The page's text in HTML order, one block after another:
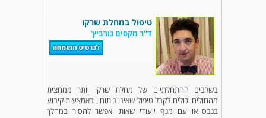
טיפול במחלת שרקו
ד"ר מקסים גורביץ'
בשלבים ההתחלתיים של מחלת שרקו יותר ממחצית
מהחולים יכולים לקבל טיפול שאינו ניתוחי, באמצעות קיבוע
בגבס או עם מגף ייעודי שאותו אפשר להסיר במהלך